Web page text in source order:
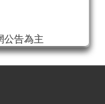
公告為主